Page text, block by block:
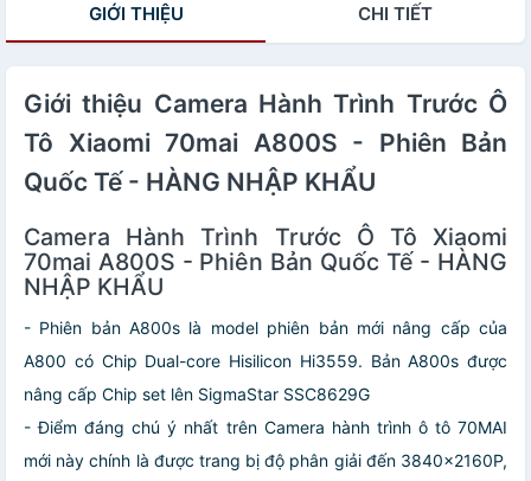
Camera trước +
GIỚI THIỆU CHI TIẾT
Giới thiệu Camera Hành Trình Trước Ô
Tô Xiaomi 70mai A800S - Phiên Bản
Quốc Tế - HÀNG NHẬP KHẨU
Camera Hành Trình Trước Ô Tô Xiaomi
70mai A800S - Phiên Bản Quốc Tế - HÀNG
NHẬP KHẨU
- Phiên bản A800s là model phiên bản mới nâng cấp của
A800 có Chip Dual-core Hisilicon Hi3559. Bản A800s được
nâng cấp Chip set lên SigmaStar SSC8629G
- Điểm đáng chú ý nhất trên Camera hành trình ô tô 70MAI
mới này chính là được trang bị độ phân giải đến 3840x2160P,